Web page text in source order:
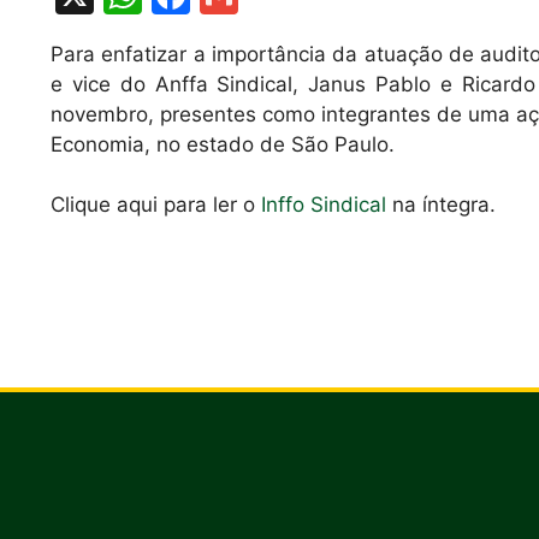
h
at
s
A
p
p
c
e
b
o
o
ai
l
Para enfatizar a importância da atuação de
e vice do Anffa Sindical, Janus Pablo e
novembro, pre­sentes como integrantes de uma
Economia, no estado de São Paulo.
Clique aqui para ler o Inffo Sindical na íntegra.